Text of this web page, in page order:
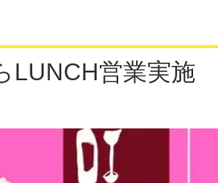
LUNCH営業実施